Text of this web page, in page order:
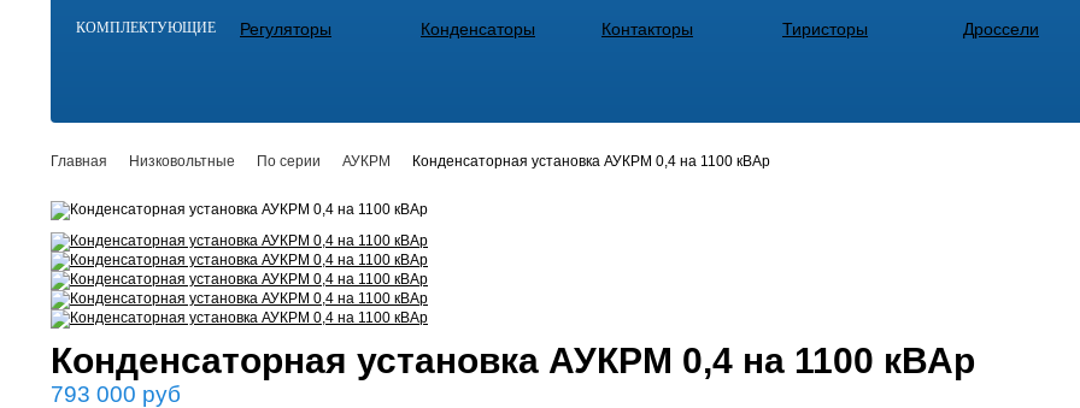
КОМПЛЕКТУЮЩИЕ Регуляторы Конденсаторы Контакторы Тиристоры Дроссели
Главная Низковольтные По серии АУКРМ Конденсаторная установка АУКРМ 0,4 на 1100 кВАр
Конденсаторная установка АУКРМ 0,4 на 1100 кВАр
793 000 руб